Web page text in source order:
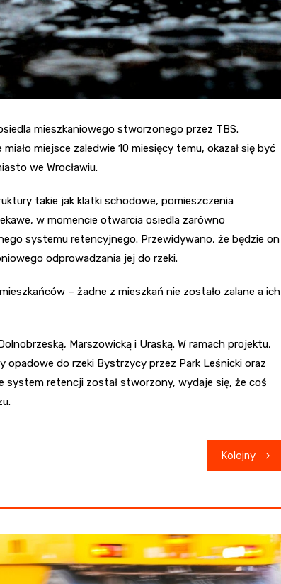
mieszkaniowego stworzonego przez TBS.
miejsce zaledwie 10 miesięcy temu, okazał się być
we Wrocławiu.
takie jak klatki schodowe, pomieszczenia
w momencie otwarcia osiedla zarówno
systemu retencyjnego. Przewidywano, że będzie on
odprowadzania jej do rzeki.
– żadne z mieszkań nie zostało zalane a ich
Marszowicką i Uraską. W ramach projektu,
opadowe do rzeki Bystrzycy przez Park Leśnicki oraz
retencji został stworzony, wydaje się, że coś
Kolejny